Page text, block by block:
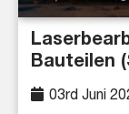
Bauteilen
03rd Juni